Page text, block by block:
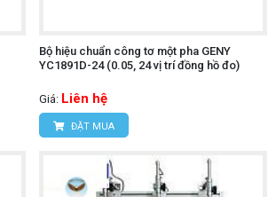
Bộ hiệu chuẩn công tơ một pha GENY
YC1891D-24 (0.05, 24 vị trí đồng hồ đo)
Giá: Liên hệ
ĐẶT MUA